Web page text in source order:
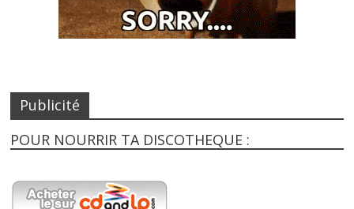
Publicité
POUR NOURRIR TA DISCOTHEQUE :